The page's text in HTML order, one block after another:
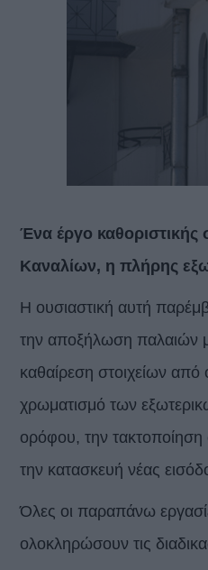
Ένα έργο καθοριστικής
Καναλίων, η πλήρης
Η ουσιαστική αυτή
την αποξήλωση παλαιών
καθαίρεση στοιχείων
χρωματισμό των
ορόφου, την τακτοποίηση
την κατασκευή νέας
Όλες οι παραπάνω
ολοκληρώσουν τις